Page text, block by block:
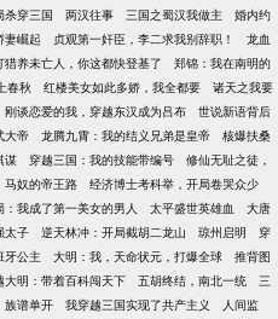
杀穿三国 两汉往事 三国之蜀汉我做主
婚内约
妻崛起 贞观第一奸臣，李二求我别辞职！
龙血
猎养未亡人，你这都快登基了
郑锦：我在南明的
春秋 红楼美女如此多娇，我全都要
诸天之我要
刚谈恋爱的我，穿越东汉成为吕布
世说新语背后
大帝 龙腾九霄：我的结义兄弟是皇帝
核爆扶桑
谋 穿越三国：我的技能带编号
修仙无耻之徒，
马奴的帝王路
经济博士考科举，开局卷哭众少
：我成了第一美女的男人 太平盛世英雄血
大唐
太子 逆天林冲：开局截胡二龙山 琼州启明
穿
牙公主 大明：我，天命状元，打爆全球
推背图
大明：带着百科闯天下 五胡终结，南北一统
三
族谱单开 我穿越三国实现了共产主义 人间监